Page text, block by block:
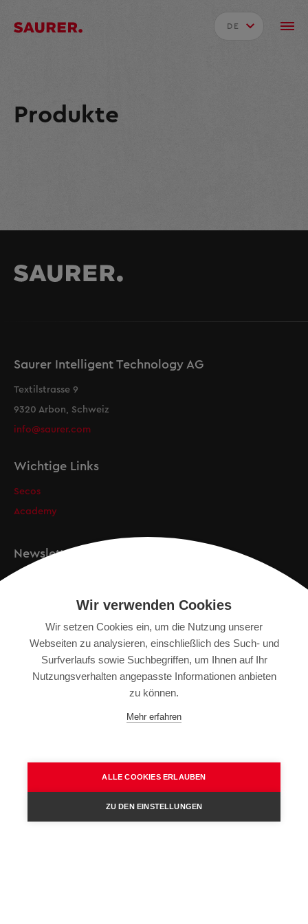
DE
Produkte
Saurer Intelligent Technology AG
Textilstrasse 9
9320 Arbon, Schweiz
info@saurer.com
Wichtige Links
Secos
Academy
Newsletter
IMPRESSUM
SITEMAP
DATENSCHUTZERKLÄRUNG
Wir verwenden Cookies
Wir setzen Cookies ein, um die Nutzung unserer
Webseiten zu analysieren, einschließlich des Such- und
Surfverlaufs sowie Suchbegriffen, um Ihnen auf Ihr
Nutzungsverhalten angepasste Informationen anbieten
zu können.
Mehr erfahren
ALLE COOKIES ERLAUBEN
ZU DEN EINSTELLUNGEN